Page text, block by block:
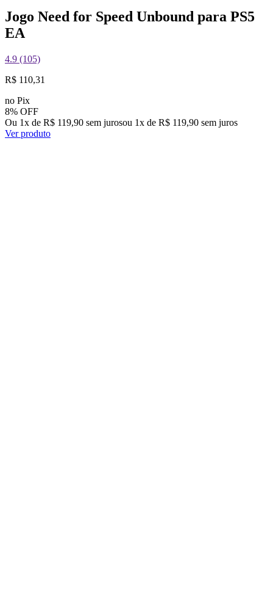
Jogo Need for Speed Unbound para PS5
EA
4.9 (105)
R$ 110,31
no Pix
8% OFF
Ou 1x de R$ 119,90 sem jurosou 1x de R$ 119,90 sem juros
Ver produto